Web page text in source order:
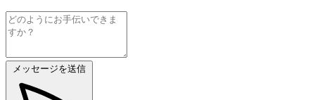
メッセージを送信